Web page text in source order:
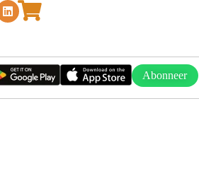
Abonneer